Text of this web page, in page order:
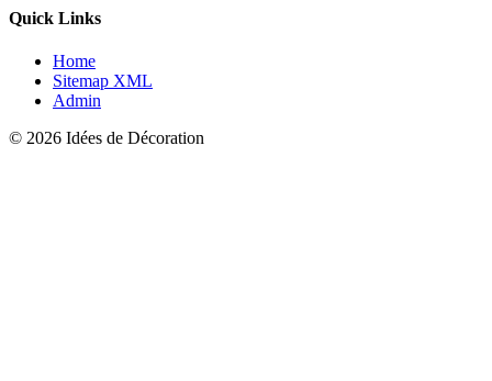
Quick Links
Home
Sitemap XML
Admin
© 2026 Idées de Décoration